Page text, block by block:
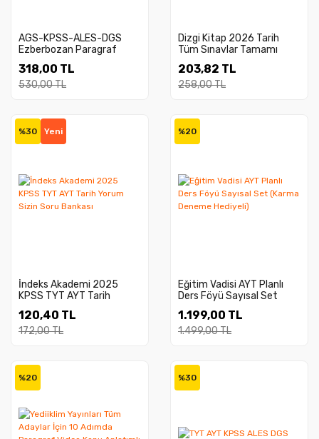
AGS-KPSS-ALES-DGS
Ezberbozan Paragraf
Soru Bankası
318,00 TL
530,00 TL
Dizgi Kitap 2026 Tarih
Tüm Sınavlar Tamamı
Sorular 2. Baskı Zeki Tuğa
203,82 TL
258,00 TL
%30 Yeni
İndeks Akademi 2025
KPSS TYT AYT Tarih
120,40 TL
172,00 TL
%20
Eğitim Vadisi AYT Planlı
Ders Föyü Sayısal Set
1.199,00 TL
1.499,00 TL
%20 %30